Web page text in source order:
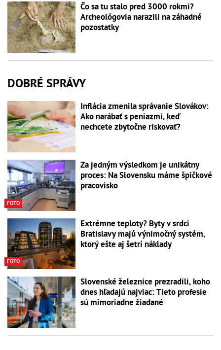
Čo sa tu stalo pred 3000 rokmi?
Archeológovia narazili na záhadné
pozostatky
DOBRÉ SPRÁVY
Inflácia zmenila správanie Slovákov:
Ako narábať s peniazmi, keď
nechcete zbytočne riskovať?
FOTO
Za jedným výsledkom je unikátny
proces: Na Slovensku máme špičkové
pracovisko
FOTO
Extrémne teploty? Byty v srdci
Bratislavy majú výnimočný systém,
ktorý ešte aj šetrí náklady
Slovenské železnice prezradili, koho
dnes hľadajú najviac: Tieto profesie
sú mimoriadne žiadané